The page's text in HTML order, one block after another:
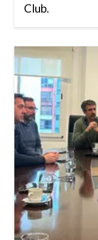
Club.